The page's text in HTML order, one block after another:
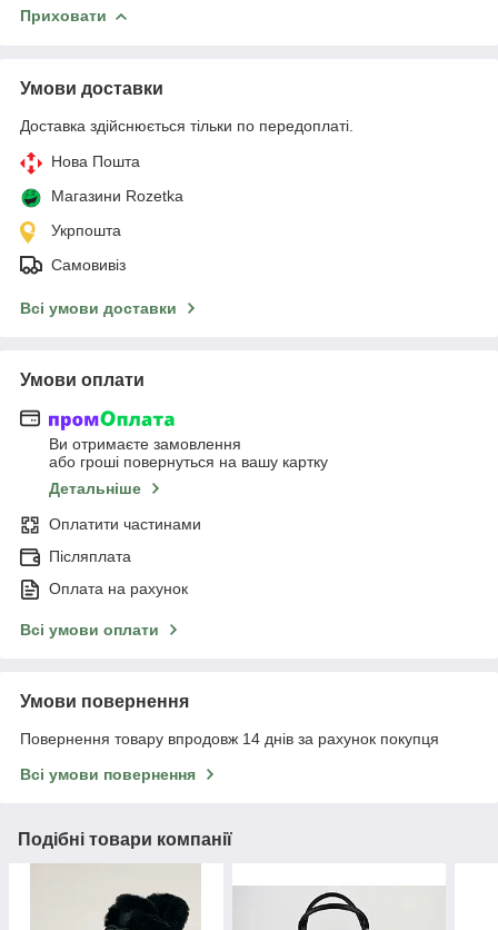
Приховати
Умови доставки
Доставка здійснюється тільки по передоплаті.
Нова Пошта
Магазини Rozetka
Укрпошта
Самовивіз
Всі умови доставки
Умови оплати
Ви отримаєте замовлення
або гроші повернуться на вашу картку
Детальніше
Оплатити частинами
Післяплата
Оплата на рахунок
Всі умови оплати
Умови повернення
Повернення товару впродовж 14 днів за рахунок покупця
Всі умови повернення
Подібні товари компанії